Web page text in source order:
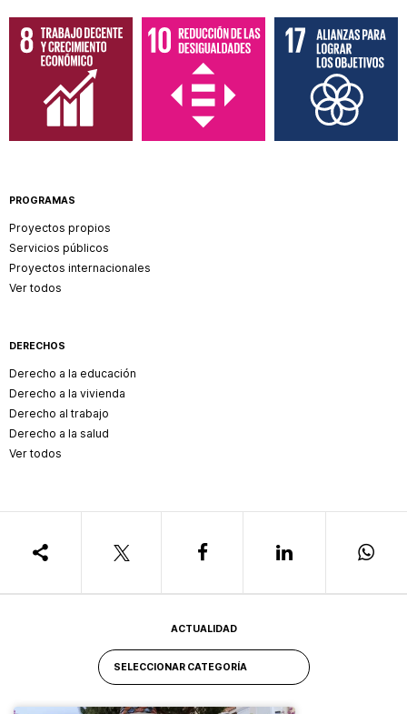
PROGRAMAS
Proyectos propios
Servicios públicos
Proyectos internacionales
Ver todos
DERECHOS
Derecho a la educación
Derecho a la vivienda
Derecho al trabajo
Derecho a la salud
Ver todos
ACTUALIDAD